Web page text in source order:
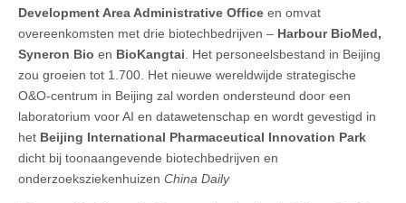
Development Area Administrative Office en omvat
overeenkomsten met drie biotechbedrijven – Harbour BioMed,
Syneron Bio en BioKangtai . Het personeelsbestand in Beijing
zou groeien tot 1.700. Het nieuwe wereldwijde strategische
O&O-centrum in Beijing zal worden ondersteund door een
laboratorium voor AI en datawetenschap en wordt gevestigd in
het Beijing International Pharmaceutical Innovation Park
dicht bij toonaangevende biotechbedrijven en
onderzoeksziekenhuizen China Daily